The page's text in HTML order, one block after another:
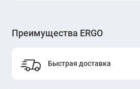
Преимущества ERGO
Быстрая доставка